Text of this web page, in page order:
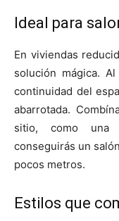
Ideal para
En viviendas
solución mágica.
continuidad del
abarrotada.
sitio, como una
conseguirás un
pocos metros.
Estilos que